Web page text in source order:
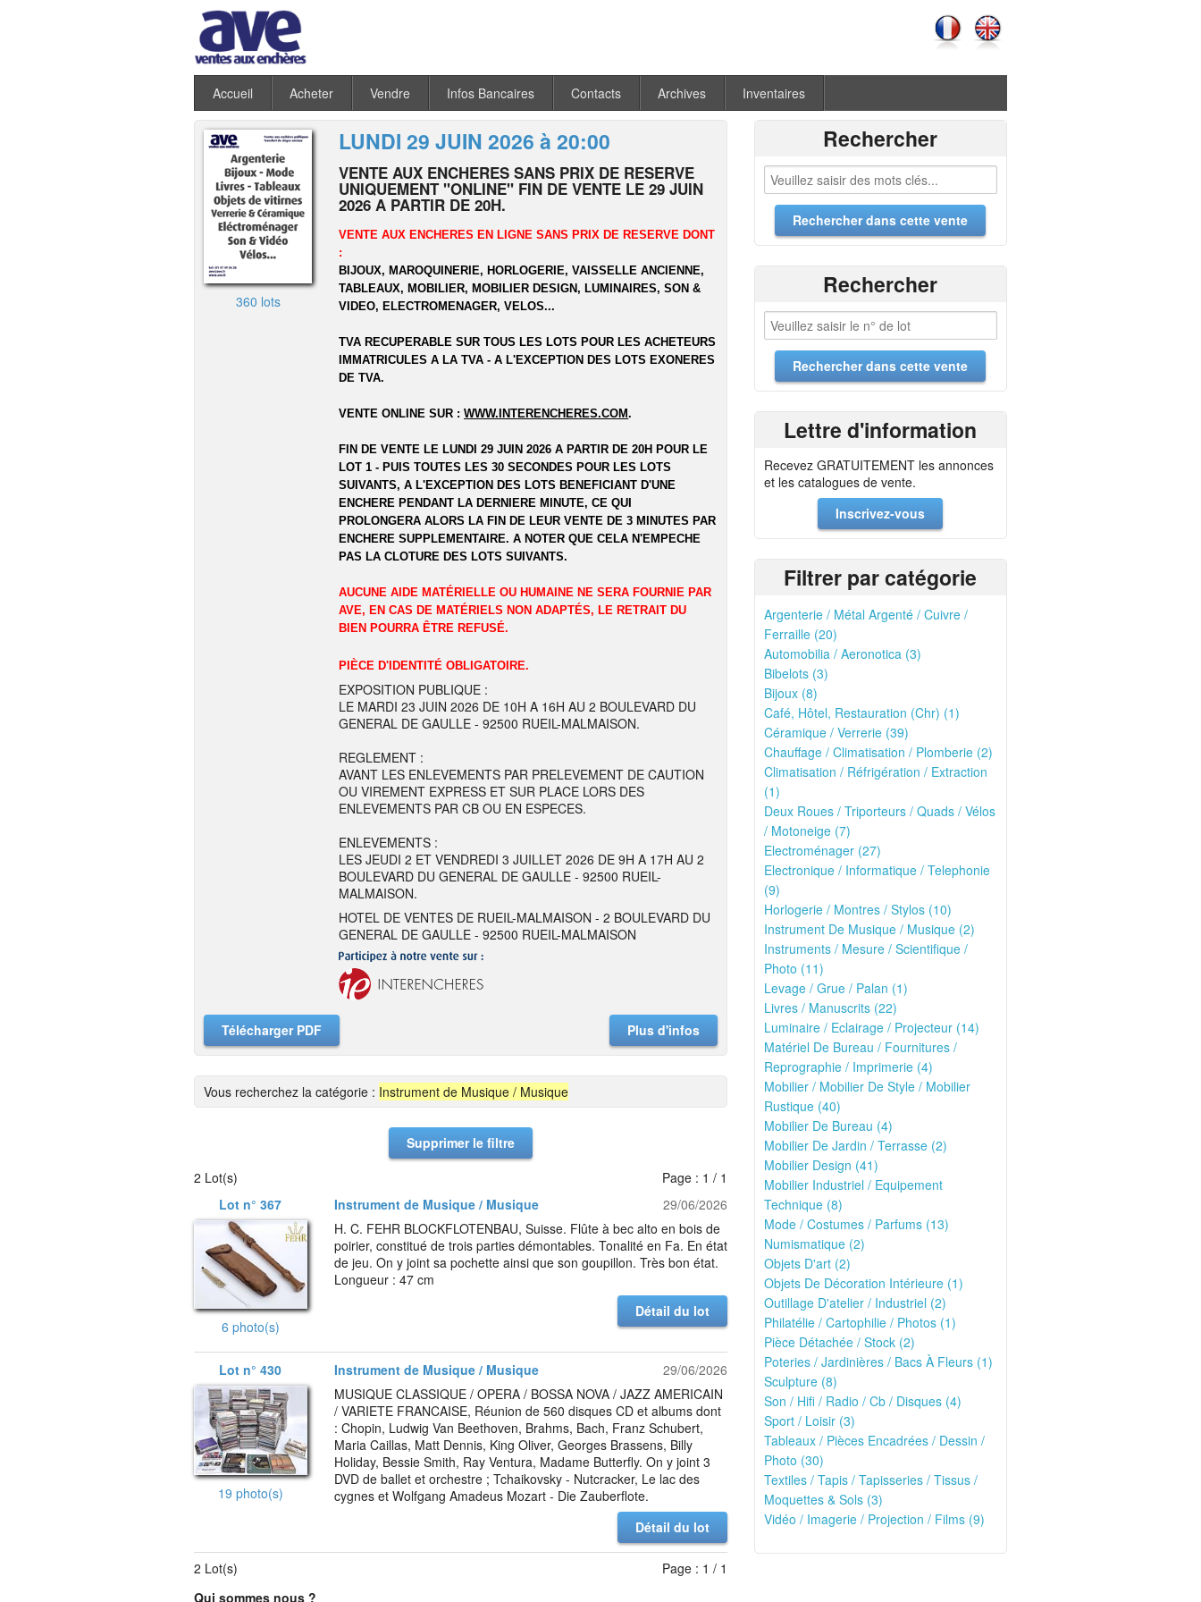
Accueil Acheter Vendre Infos Bancaires Contacts Archives Inventaires
360 lots
LUNDI 29 JUIN 2026 à 20:00
VENTE AUX ENCHERES SANS PRIX DE RESERVE
UNIQUEMENT "ONLINE" FIN DE VENTE LE 29 JUIN
2026 A PARTIR DE 20H.
VENTE AUX ENCHERES EN LIGNE SANS PRIX DE RESERVE DONT
:
BIJOUX, MAROQUINERIE, HORLOGERIE, VAISSELLE ANCIENNE,
TABLEAUX, MOBILIER, MOBILIER DESIGN, LUMINAIRES, SON &
VIDEO, ELECTROMENAGER, VELOS...
TVA RECUPERABLE SUR TOUS LES LOTS POUR LES ACHETEURS
IMMATRICULES A LA TVA - A L'EXCEPTION DES LOTS EXONERES
DE TVA.
VENTE ONLINE SUR :WWW.INTERENCHERES.COM.
FIN DE VENTE LE LUNDI 29 JUIN 2026 A PARTIR DE 20H POUR LE
LOT 1 - PUIS TOUTES LES 30 SECONDES POUR LES LOTS
SUIVANTS, A L'EXCEPTION DES LOTS BENEFICIANT D'UNE
ENCHERE PENDANT LA DERNIERE MINUTE, CE QUI
PROLONGERA ALORS LA FIN DE LEUR VENTE DE 3 MINUTES PAR
ENCHERE SUPPLEMENTAIRE. A NOTER QUE CELA N'EMPECHE
PAS LA CLOTURE DES LOTS SUIVANTS.
AUCUNE AIDE MATÉRIELLE OU HUMAINE NE SERA FOURNIE PAR
AVE, EN CAS DE MATÉRIELS NON ADAPTÉS, LE RETRAIT DU
BIEN POURRA ÊTRE REFUSÉ.
PIÈCE D'IDENTITÉ OBLIGATOIRE.
EXPOSITION PUBLIQUE :
LE MARDI 23 JUIN 2026 DE 10H A 16H AU 2 BOULEVARD DU
GENERAL DE GAULLE - 92500 RUEIL-MALMAISON.
REGLEMENT :
AVANT LES ENLEVEMENTS PAR PRELEVEMENT DE CAUTION
OU VIREMENT EXPRESS ET SUR PLACE LORS DES
ENLEVEMENTS PAR CB OU EN ESPECES.
ENLEVEMENTS :
LES JEUDI 2 ET VENDREDI 3 JUILLET 2026 DE 9H A 17H AU 2
BOULEVARD DU GENERAL DE GAULLE - 92500 RUEIL-
MALMAISON.
HOTEL DE VENTES DE RUEIL-MALMAISON - 2 BOULEVARD DU
GENERAL DE GAULLE - 92500 RUEIL-MALMAISON
Télécharger PDF Plus d'infos
Vous recherchez la catégorie : Instrument de Musique / Musique
Supprimer le filtre
2 Lot(s)
Page : 1 / 1
Lot n° 367
Instrument de Musique / Musique 29/06/2026
6 photo(s)
H. C. FEHR BLOCKFLOTENBAU, Suisse. Flûte à bec alto en bois de
poirier, constitué de trois parties démontables. Tonalité en Fa. En état
de jeu. On y joint sa pochette ainsi que son goupillon. Très bon état.
Longueur : 47 cm
Détail du lot
Lot n° 430 Instrument de Musique / Musique 29/06/2026
19 photo(s)
MUSIQUE CLASSIQUE / OPERA / BOSSA NOVA / JAZZ AMERICAIN
/ VARIETE FRANCAISE, Réunion de 560 disques CD et albums dont
: Chopin, Ludwig Van Beethoven, Brahms, Bach, Franz Schubert,
Maria Caillas, Matt Dennis, King Oliver, Georges Brassens, Billy
Holiday, Bessie Smith, Ray Ventura, Madame Butterfly. On y joint 3
DVD de ballet et orchestre ; Tchaikovsky - Nutcracker, Le lac des
cygnes et Wolfgang Amadeus Mozart - Die Zauberflote.
Détail du lot
2 Lot(s) Page : 1 / 1
Rechercher
Rechercher
Lettre d'information
Recevez GRATUITEMENT les annonces
et les catalogues de vente.
Inscrivez-vous
Filtrer par catégorie
Argenterie / Métal Argenté / Cuivre /
Ferraille (20)
Automobilia / Aeronotica (3)
Bibelots (3)
Bijoux (8)
Café, Hôtel, Restauration (Chr) (1)
Céramique / Verrerie (39)
Chauffage / Climatisation / Plomberie (2)
Climatisation / Réfrigération / Extraction
(1)
Deux Roues / Triporteurs / Quads / Vélos
/ Motoneige (7)
Electroménager (27)
Electronique / Informatique / Telephonie
(9)
Horlogerie / Montres / Stylos (10)
Instrument De Musique / Musique (2)
Instruments / Mesure / Scientifique /
Photo (11)
Levage / Grue / Palan (1)
Livres / Manuscrits (22)
Luminaire / Eclairage / Projecteur (14)
Matériel De Bureau / Fournitures /
Reprographie / Imprimerie (4)
Mobilier / Mobilier De Style / Mobilier
Rustique (40)
Mobilier De Bureau (4)
Mobilier De Jardin / Terrasse (2)
Mobilier Design (41)
Mobilier Industriel / Equipement
Technique (8)
Mode / Costumes / Parfums (13)
Numismatique (2)
Objets D'art (2)
Objets De Décoration Intérieure (1)
Outillage D'atelier / Industriel (2)
Philatélie / Cartophilie / Photos (1)
Pièce Détachée / Stock (2)
Poteries / Jardinières / Bacs À Fleurs (1)
Sculpture (8)
Son / Hifi / Radio / Cb / Disques (4)
Sport / Loisir (3)
Tableaux / Pièces Encadrées / Dessin /
Photo (30)
Textiles / Tapis / Tapisseries / Tissus /
Moquettes & Sols (3)
Vidéo / Imagerie / Projection / Films (9)
Qui sommes nous ?